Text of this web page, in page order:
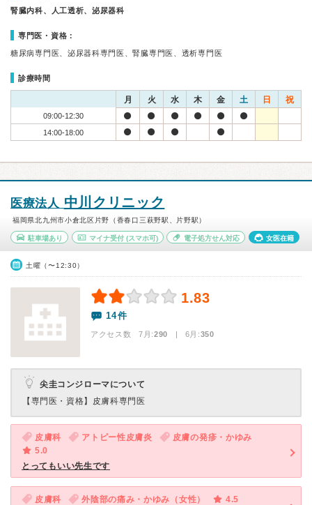
腎臓内科、人工透析、泌尿器科
専門医・資格：
糖尿病専門医、泌尿器科専門医、腎臓専門医、透析専門医
診療時間
月 火 水 木 金 土 日 祝
09:00-12:30
14:00-18:00
医療法人 中川クリニック
福岡県北九州市小倉北区片野（香春口三萩野駅、片野駅）
駐車場あり マイナ受付(スマホ可) 電子処方せん対応 女医在籍
土曜（〜12:30）
1.83
14件
アクセス数 7月:290 | 6月:350
尖圭コンジローマについて
【専門医・資格】 皮膚科専門医
皮膚科 アトピー性皮膚炎
皮膚の発疹・かゆみ
5.0
とってもいい先生です
皮膚科 外陰部の痛み・かゆみ（女性）
4.5